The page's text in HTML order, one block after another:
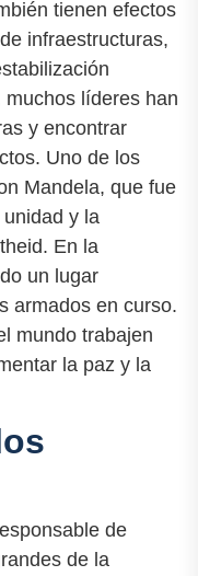
tienen efectos
infraestructuras,
líderes han
y encontrar
Uno de los
Mandela, que fue
y la
En la
un lugar
armados en curso.
mundo trabajen
la paz y la
de
de la